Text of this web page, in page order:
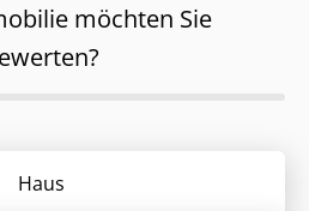
möchten Sie
Haus